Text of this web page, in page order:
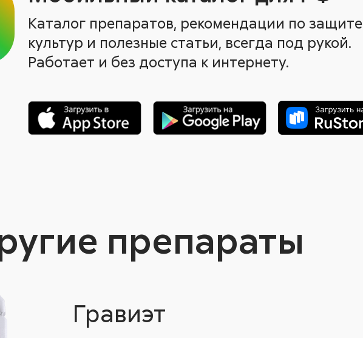
Каталог препаратов, рекомендации по защите
культур и полезные статьи, всегда под рукой.
Работает и без доступа к интернету.
препараты
Гравиэт